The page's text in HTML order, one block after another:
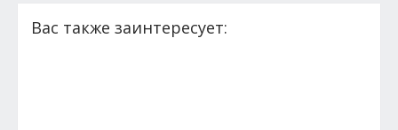
Вас также заинтересует: